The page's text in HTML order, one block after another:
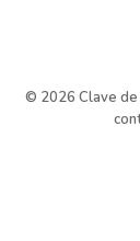
© 2026 Clave